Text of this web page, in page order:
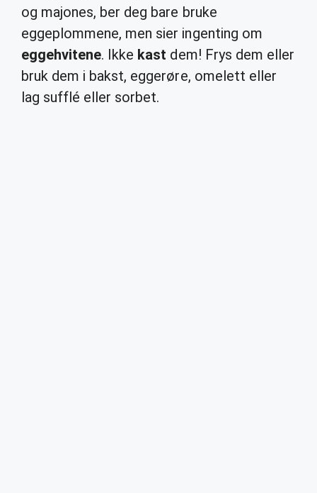
og majones, ber deg bare bruke
eggeplommene, men sier ingenting om
eggehvitene. Ikke kast dem! Frys dem eller
bruk dem i bakst, eggerøre, omelett eller
lag sufflé eller sorbet.